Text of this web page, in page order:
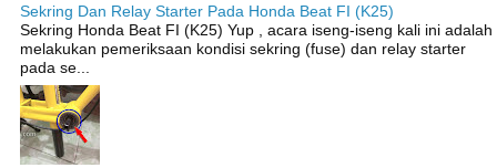
Sekring Dan Relay Starter Pada Honda Beat FI (K25)
Sekring Honda Beat FI (K25) Yup , acara iseng-iseng kali ini adalah
melakukan pemeriksaan kondisi sekring (fuse) dan relay starter
pada se...